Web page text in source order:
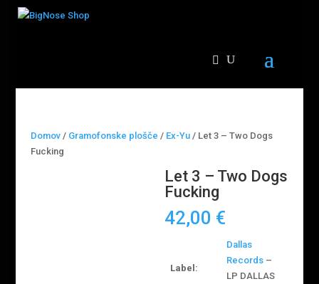
Domov/ Gramofonske plošče / Ex-Yu/ Let 3 – Two Dogs
Fucking
Let 3 – Two Dogs
Fucking
42,00 €
Label:
Dallas
Records–
LP DALLAS